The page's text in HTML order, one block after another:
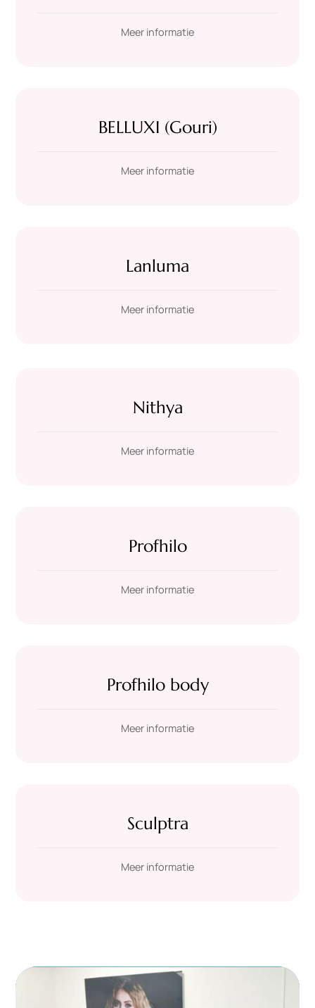
Meer informatie
BELLUXI (Gouri)
Meer informatie
Lanluma
Meer informatie
Nithya
Meer informatie
Profhilo
Meer informatie
Profhilo body
Meer informatie
Sculptra
Meer informatie